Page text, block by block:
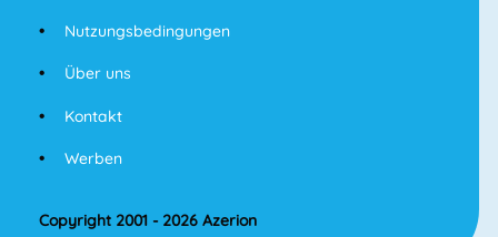
Nutzungsbedingungen
Über uns
Kontakt
Werben
Copyright 2001 - 2026 Azerion